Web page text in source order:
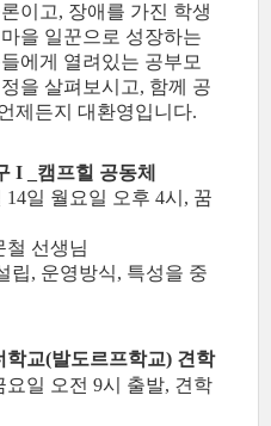
이고, 장애를 가진 학생
을 일꾼으로 성장하는
에게 열려있는 공부모
을 살펴보시고, 함께 공
제든지 대환영입니다.
I _캠프힐 공동체
일 월요일 오후 4시, 꿈
철 선생님
립, 운영방식, 특성을 중
학교(발도르프학교) 견학
요일 오전 9시 출발, 견학